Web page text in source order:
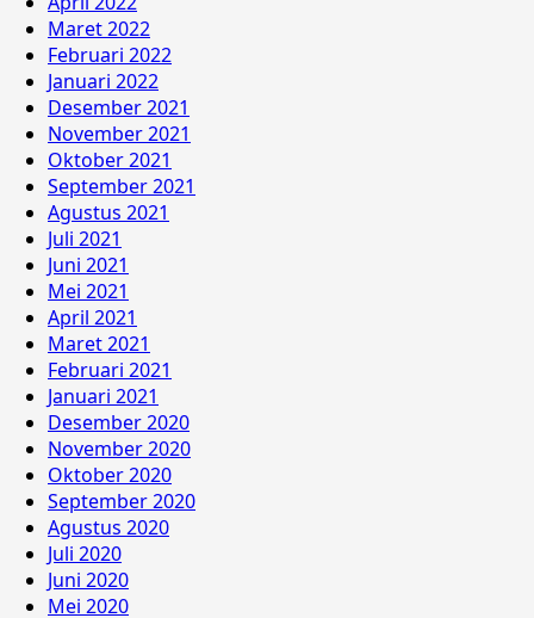
Maret 2022
Februari 2022
Januari 2022
Desember 2021
November 2021
Oktober 2021
September 2021
Agustus 2021
Juli 2021
Juni 2021
Mei 2021
April 2021
Maret 2021
Februari 2021
Januari 2021
Desember 2020
November 2020
Oktober 2020
September 2020
Agustus 2020
Juli 2020
Juni 2020
Mei 2020